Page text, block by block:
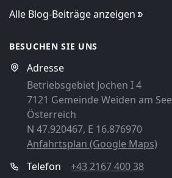
Alle Blog-Beiträge anzeigen
BESUCHEN SIE UNS
Adresse
Betriebsgebiet Jochen I 4
7121 Gemeinde Weiden am See
Österreich
N 47.920467, E 16.876970
Anfahrtsplan (Google Maps)
Telefon
+43 2167 400 38